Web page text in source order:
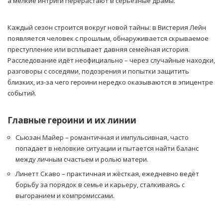
Каждый сезон строится вокруг новой тайны: в Вистерия Лейн
появляется человек с прошлым, обнаруживается скрываемое
преступление или всплывает давняя семейная история.
Расследование идёт неофициально – через случайные находки,
разговоры с соседями, подозрения и попытки защитить
близких, из-за чего героини нередко оказываются в эпицентре
событий.
Главные героини и их линии
Сьюзан Майер – романтичная и импульсивная, часто
попадает в неловкие ситуации и пытается найти баланс
между личным счастьем и ролью матери.
Линетт Скаво – практичная и жёсткая, ежедневно ведёт
борьбу за порядок в семье и карьеру, сталкиваясь с
выгоранием и компромиссами.